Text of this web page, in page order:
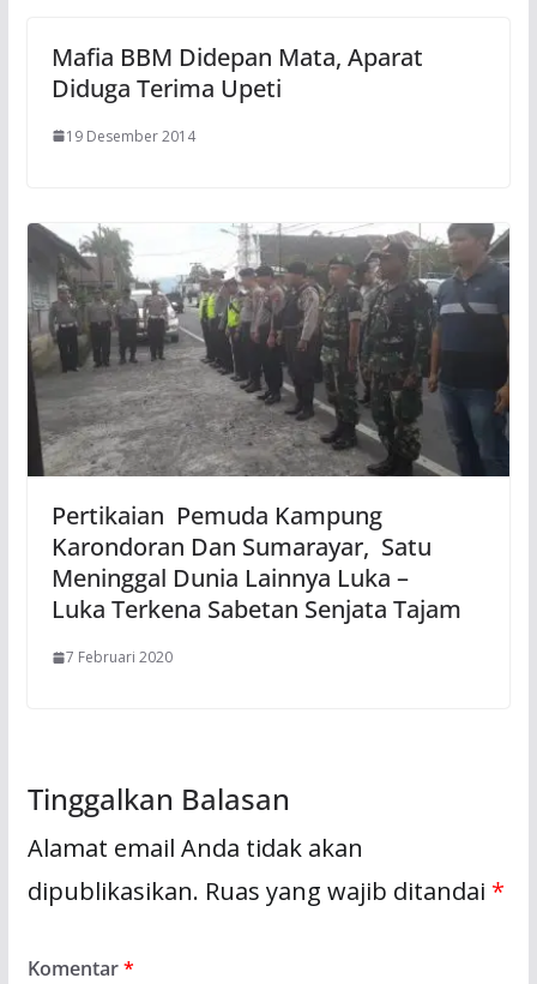
Mafia BBM Didepan Mata, Aparat
Diduga Terima Upeti
19 Desember 2014
Pertikaian Pemuda Kampung
Karondoran Dan Sumarayar, Satu
Meninggal Dunia Lainnya Luka –
Luka Terkena Sabetan Senjata Tajam
7 Februari 2020
Tinggalkan Balasan
Alamat email Anda tidak akan
dipublikasikan. Ruas yang wajib ditandai *
Komentar*